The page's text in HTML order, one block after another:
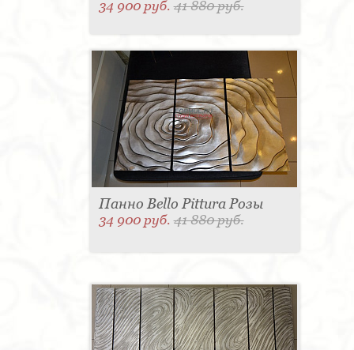
34 900 руб.41 880 руб.
Панно Bello Pittura Розы
34 900 руб.41 880 руб.